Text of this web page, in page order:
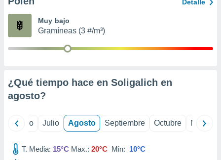
publicidad
1199
Detalle
Muy bajo
Gramíneas (3 #/m³)
¿Qué tiempo hace en Soligalich en
agosto?
Junio Julio Agosto Septiembre Octubre
T. Media: 15°C Max.: 20°C Min: 10°C